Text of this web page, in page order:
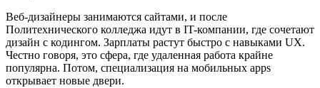
Веб-дизайнеры занимаются сайтами, и после
Политехнического колледжа идут в IT-компании, где сочетают
дизайн с кодингом. Зарплаты растут быстро с навыками UX.
Честно говоря, это сфера, где удаленная работа крайне
популярна. Потом, специализация на мобильных apps
открывает новые двери.